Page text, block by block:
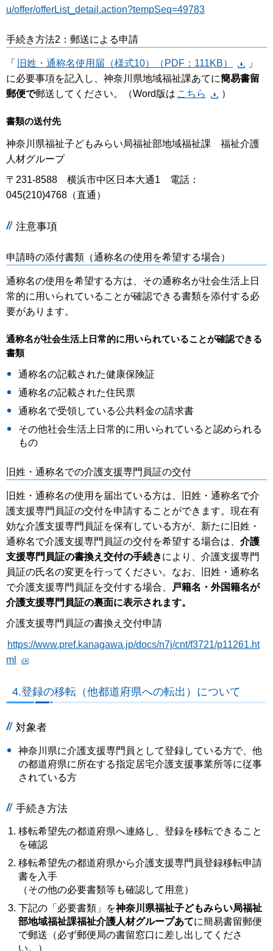
u/offer/offerList_detail.action?tempSeq=49783
手続き方法2：郵送による申請
「 旧姓・通称名使用届（様式10）（PDF：111KB）
」
に必要事項を記入し、神奈川県地域福祉課あてに簡易書留
郵便で郵送してください。（Word版は こちら ）
書類の送付先
神奈川県福祉子どもみらい局福祉部地域福祉課 福祉介護
人材グループ
〒231-8588 横浜市中区日本大通1 電話：
045(210)4768（直通）
注意事項
申請時の添付書類（通称名の使用を希望する場合）
通称名の使用を希望する方は、その通称名が社会生活上日
常的に用いられていることが確認できる書類を添付する必
要があります。
通称名が社会生活上日常的に用いられていることが確認できる
書類
通称名の記載された健康保険証
通称名の記載された住民票
通称名で受領している公共料金の請求書
その他社会生活上日常的に用いられていると認められる
もの
旧姓・通称名での介護支援専門員証の交付
旧姓・通称名の使用を届出ている方は、旧姓・通称名で介
護支援専門員証の交付を申請することができます。現在有
効な介護支援専門員証を保有している方が、新たに旧姓・
通称名で介護支援専門員証の交付を希望する場合は、 介護
支援専門員証の書換え交付の手続きにより、介護支援専門
員証の氏名の変更を行ってください。なお、旧姓・通称名
で介護支援専門員証を交付する場合、
戸籍名・外国籍名が
介護支援専門員証の裏面に表示されます。
介護支援専門員証の書換え交付申請
https://www.pref.kanagawa.jp/docs/n7j/cnt/f3721/p11261.ht
ml
4.登録の移転（他都道府県への転出）について
対象者
神奈川県に介護支援専門員として登録している方で、他
の都道府県に所在する指定居宅介護支援事業所等に従事
されている方
手続き方法
移転希望先の都道府県へ連絡し、登録を移転できること
を確認
移転希望先の都道府県から介護支援専門員登録移転申請
書を入手
（その他の必要書類等も確認して用意）
下記の「必要書類」を神奈川県福祉子どもみらい局福祉
部地域福祉課福祉介護人材グループあてに簡易書留郵便
で郵送（必ず郵便局の書留窓口に差し出してくださ
い。）